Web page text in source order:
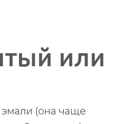
или
эмали (она чаще